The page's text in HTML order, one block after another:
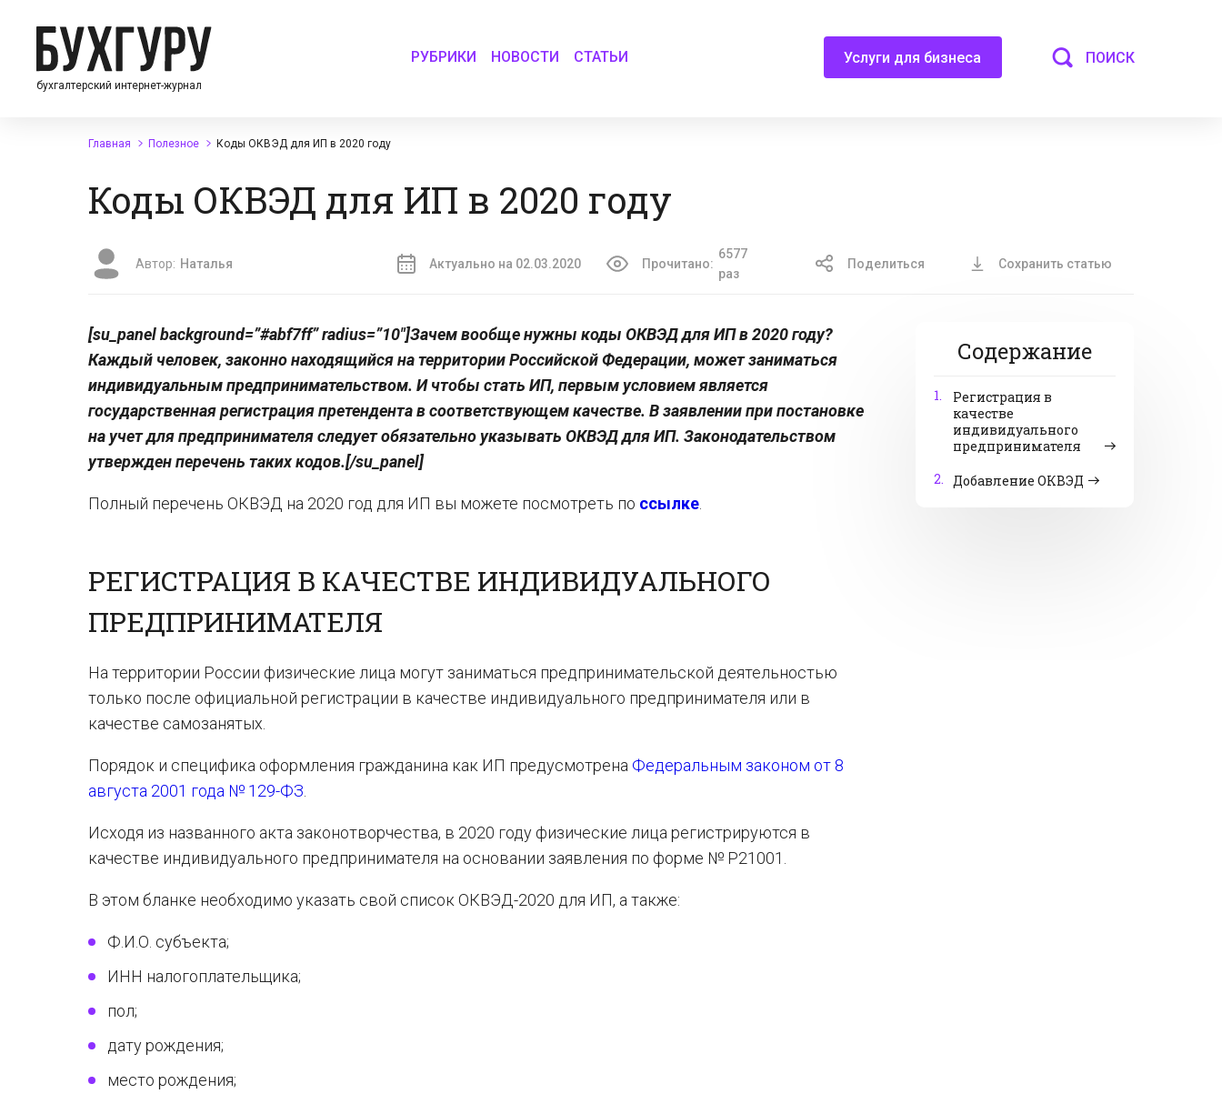
бухгалтерский интернет-журнал
РУБРИКИ НОВОСТИ СТАТЬИ Услуги для бизнеса ПОИСК
Главная Полезное Коды ОКВЭД для ИП в 2020 году
Коды ОКВЭД для ИП в 2020 году
Автор: Наталья Актуально на 02.03.2020 Прочитано:
6577
раз
Поделиться Сохранить статью
Содержание
1.
Регистрация в
качестве
индивидуального
предпринимателя
2. Добавление ОКВЭД
[su_panel background=”#abf7ff” radius=”10″]Зачем вообще нужны коды ОКВЭД для ИП в 2020 году?
Каждый человек, законно находящийся на территории Российской Федерации, может заниматься
индивидуальным предпринимательством. И чтобы стать ИП, первым условием является
государственная регистрация претендента в соответствующем качестве. В заявлении при постановке
на учет для предпринимателя следует обязательно указывать ОКВЭД для ИП. Законодательством
утвержден перечень таких кодов.[/su_panel]
Полный перечень ОКВЭД на 2020 год для ИП вы можете посмотреть по ссылке
РЕГИСТРАЦИЯ В КАЧЕСТВЕ ИНДИВИДУАЛЬНОГО
ПРЕДПРИНИМАТЕЛЯ
На территории России физические лица могут заниматься предпринимательской деятельностью
только после официальной регистрации в качестве индивидуального предпринимателя или в
качестве самозанятых.
Порядок и специфика оформления гражданина как ИП предусмотрена Федеральным законом от 8
августа 2001 года № 129-ФЗ
Исходя из названного акта законотворчества, в 2020 году физические лица регистрируются в
качестве индивидуального предпринимателя на основании заявления по форме № Р21001.
В этом бланке необходимо указать свой список ОКВЭД-2020 для ИП, а также:
Ф.И.О. субъекта;
ИНН налогоплательщика;
пол;
дату рождения;
место рождения;